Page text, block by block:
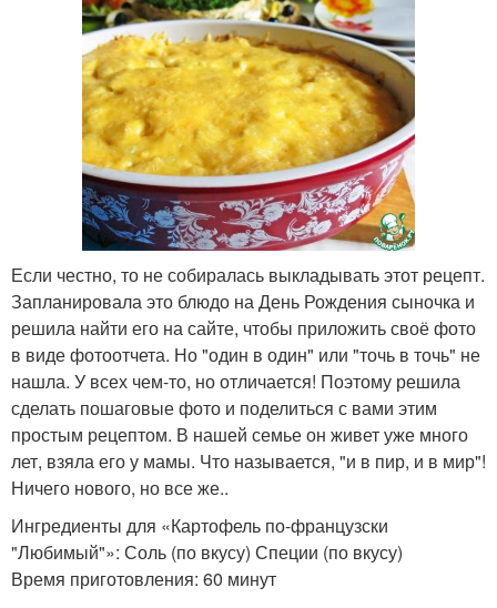
Если честно, то не собиралась выкладывать этот рецепт.
Запланировала это блюдо на День Рождения сыночка и
решила найти его на сайте, чтобы приложить своё фото
в виде фотоотчета. Но "один в один" или "точь в точь" не
нашла. У всех чем-то, но отличается! Поэтому решила
сделать пошаговые фото и поделиться с вами этим
простым рецептом. В нашей семье он живет уже много
лет, взяла его у мамы. Что называется, "и в пир, и в мир"!
Ничего нового, но все же..
Ингредиенты для «Картофель по-французски
"Любимый"»: Соль (по вкусу) Специи (по вкусу)
Время приготовления: 60 минут